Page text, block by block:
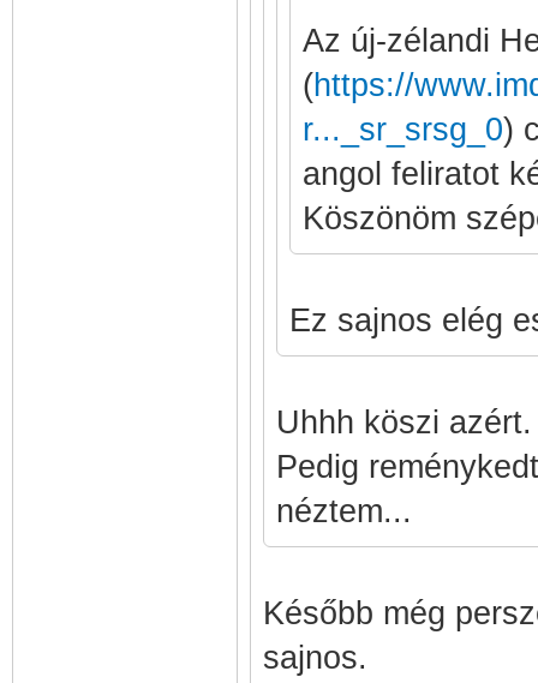
Az új-zélandi
(https://
r..._sr_srsg_0)
angol feliratot
Köszönöm
Ez sajnos elég
Uhhh köszi azért.
Pedig
néztem...
Később még
sajnos.